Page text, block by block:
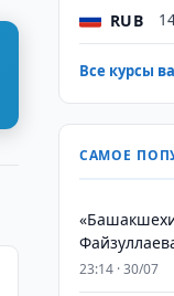
RUB
Все курсы
САМОЕ
23:14 · 30/07